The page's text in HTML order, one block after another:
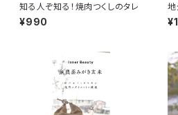
知る人ぞ知る！焼肉つくしのタレ
¥990
地
g